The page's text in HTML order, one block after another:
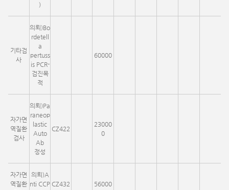
)
기타검
사
의뢰)Bo
rdetell
a
pertuss
is PCR-
검진목
적
60000
자가면
역질환
검사
의뢰)Pa
raneop
lastic
Auto
Ab
정성
CZ422
23000
0
자가면
역질환
의뢰)A
nti CCP CZ432 56000